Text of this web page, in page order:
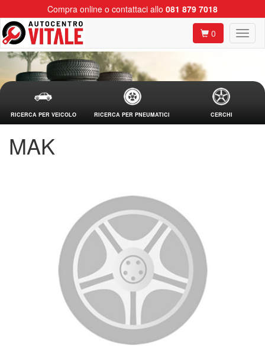
Compra online o contattaci allo 081 879 7018
0
RICERCA PER VEICOLO RICERCA PER PNEUMATICI CERCHI
MAK